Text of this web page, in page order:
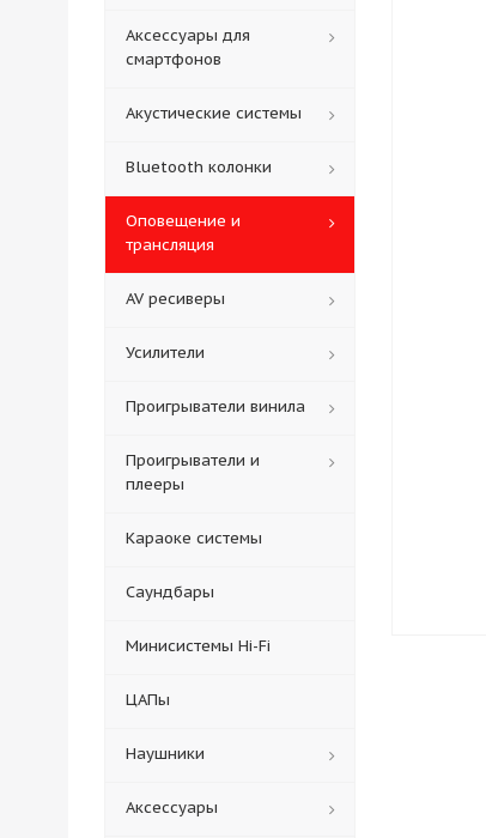
Аксессуары для
смартфонов
Акустические системы
Bluetooth колонки
Оповещение и
трансляция
AV ресиверы
Усилители
Проигрыватели винила
Проигрыватели и
плееры
Караоке системы
Саундбары
Минисистемы Hi-Fi
ЦАПы
Наушники
Аксессуары